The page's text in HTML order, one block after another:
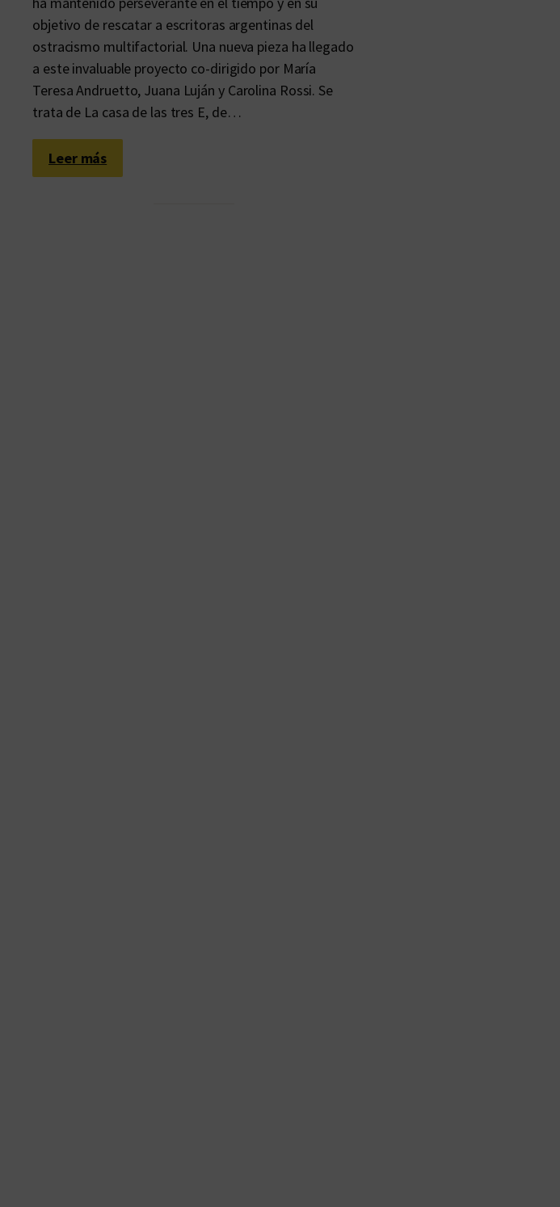
objetivo de rescatar a escritoras argentinas del
ostracismo multifactorial. Una nueva pieza ha llegado
a este invaluable proyecto co-dirigido por María
Teresa Andruetto, Juana Luján y Carolina Rossi. Se
trata de La casa de las tres E, de…
Leer más:
S